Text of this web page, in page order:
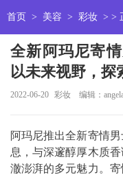
首页 > 美容 > 彩妆 > >
全新阿玛尼寄
以未来视野，探
2022-06-20 彩妆 编辑：
阿玛尼推出全新寄情
息，与深邃醇厚木质
澈澎湃的多元魅力。